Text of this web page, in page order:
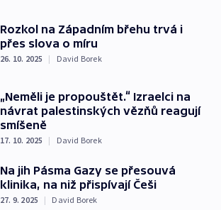
Rozkol na Západním břehu trvá i
přes slova o míru
26. 10. 2025 | David Borek
„Neměli je propouštět.“ Izraelci na
návrat palestinských vězňů reagují
smíšeně
17. 10. 2025 | David Borek
Na jih Pásma Gazy se přesouvá
klinika, na niž přispívají Češi
27. 9. 2025 | David Borek